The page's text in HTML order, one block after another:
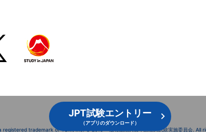
JPT試験エントリー
（アプリのダウンロード）
registered trademark of YBM, Inc. © 2019 一般社団法人日本語能力試験実施委員会. All